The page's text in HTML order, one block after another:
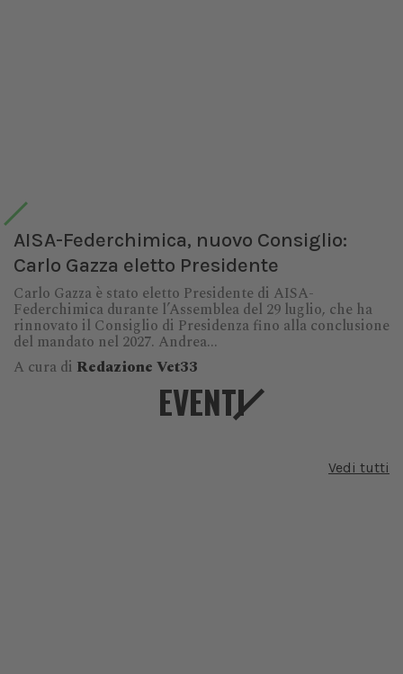
AISA-Federchimica, nuovo Consiglio:
Carlo Gazza eletto Presidente
Carlo Gazza è stato eletto Presidente di AISA-
Federchimica durante l’Assemblea del 29 luglio, che ha
rinnovato il Consiglio di Presidenza fino alla conclusione
del mandato nel 2027. Andrea...
A cura di Redazione Vet33
EVENTI
Vedi tutti